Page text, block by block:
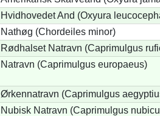
Hvidhovedet And (Oxyura
Nathøg (Chordeiles minor)
Rødhalset Natravn (Caprimulgus
Natravn (Caprimulgus europaeus)
Ørkennatravn (Caprimulgus
Nubisk Natravn (Caprimulgus